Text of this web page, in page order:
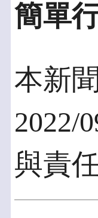
簡單
本新
2022/
與責